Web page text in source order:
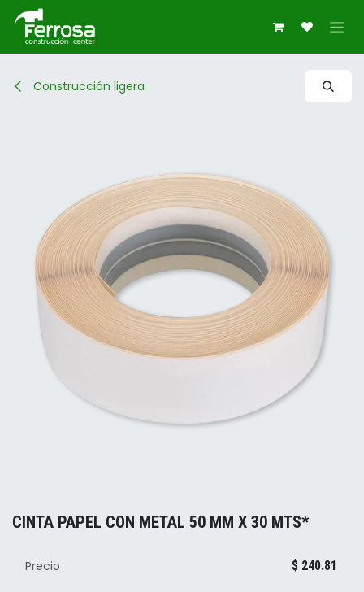
Ir al contenido
Construcción ligera
CINTA PAPEL CON METAL 50 MM X 30 MTS*
Precio $ 240.81